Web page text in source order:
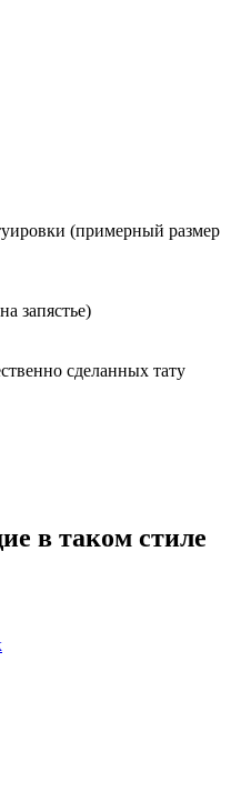
(примерный размер
запястье)
сделанных тату
в таком стиле